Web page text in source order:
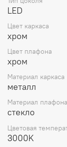
LED
Цвет каркаса
хром
Цвет плафона
хром
Материал каркаса
металл
Материал плафона
стекло
Цветовая
3000K